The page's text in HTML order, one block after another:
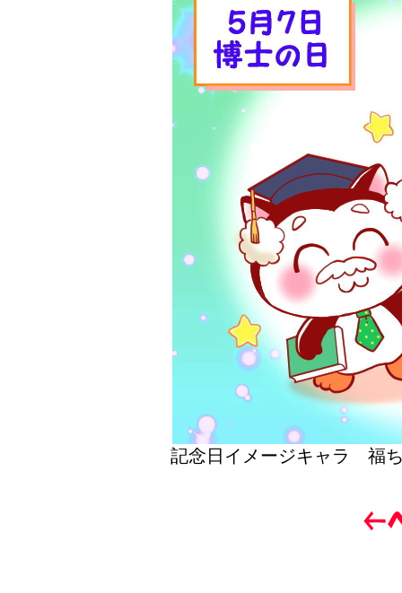
記念日イメージキャラ 福